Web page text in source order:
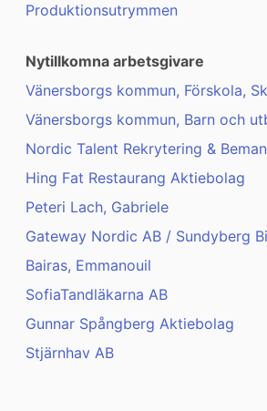
Produktionsutrymmen
Nytillkomna arbetsgivare
Vänersborgs kommun, Förskola,
Vänersborgs kommun, Barn och
Nordic Talent Rekrytering &
Hing Fat Restaurang Aktiebolag
Peteri Lach, Gabriele
Gateway Nordic AB / Sundyberg
Bairas, Emmanouil
SofiaTandläkarna AB
Gunnar Spångberg Aktiebolag
Stjärnhav AB